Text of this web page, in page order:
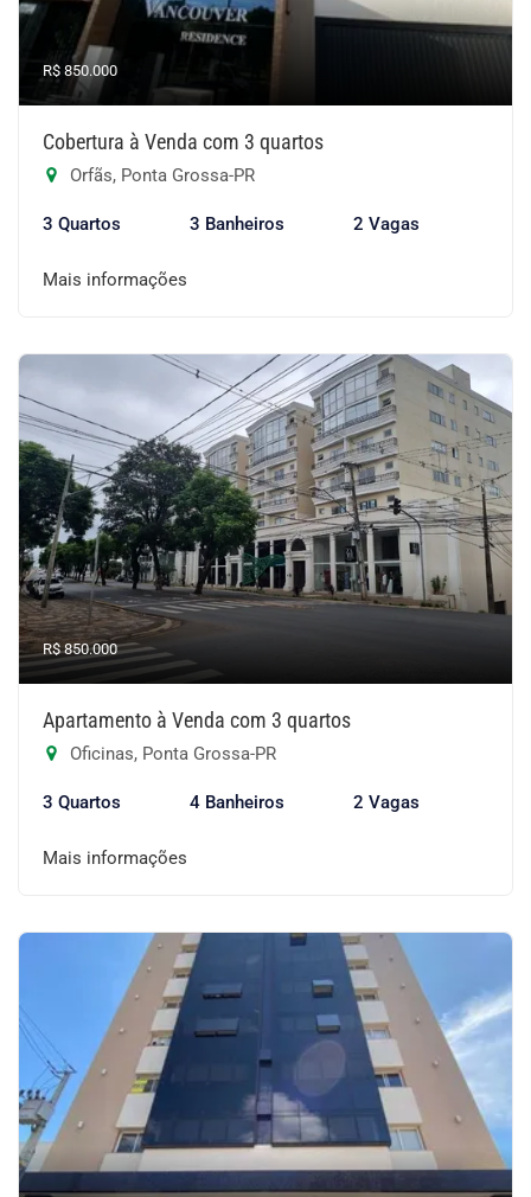
R$ 850.000
Cobertura à Venda com 3 quartos
Orfãs, Ponta Grossa-PR
3 Quartos 3 Banheiros 2 Vagas
Mais informações
R$ 850.000
Apartamento à Venda com 3 quartos
Oficinas, Ponta Grossa-PR
3 Quartos 4 Banheiros 2 Vagas
Mais informações